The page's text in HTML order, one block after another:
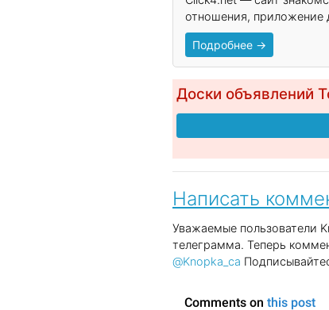
отношения, приложение
Подробнее →
Доски объявлений
Написать
Уважаемые пользователи
телеграмма. Теперь
@Knopka_ca